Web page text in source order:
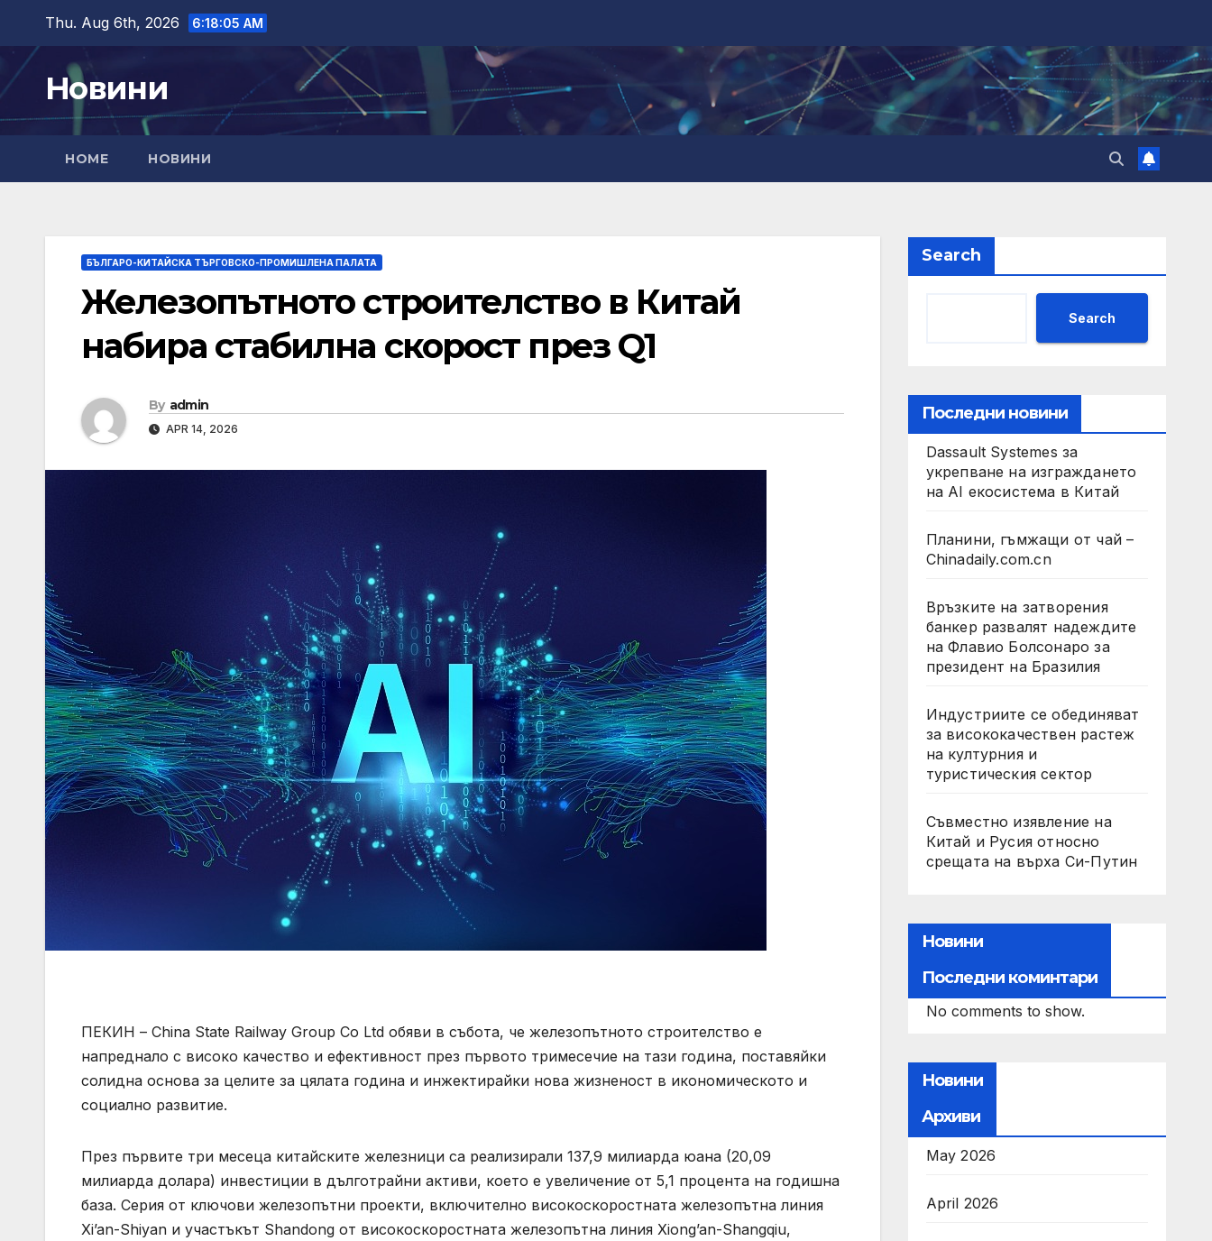
content
Thu. Aug 6th, 2026 6:18:06 AM
Новини
HOME НОВИНИ
БЪЛГАРО-КИТАЙСКА ТЪРГОВСКО-ПРОМИШЛЕНА ПАЛАТА
Железопътното строителство в Китай
набира стабилна скорост през Q1
By admin
APR 14, 2026
ПЕКИН – China State Railway Group Co Ltd обяви в събота, че железопътното строителство е
напреднало с високо качество и ефективност през първото тримесечие на тази година, поставяйки
солидна основа за целите за цялата година и инжектирайки нова жизненост в икономическото и
социално развитие.
През първите три месеца китайските железници са реализирали 137,9 милиарда юана (20,09
милиарда долара) инвестиции в дълготрайни активи, което е увеличение от 5,1 процента на годишна
база. Серия от ключови железопътни проекти, включително високоскоростната железопътна линия
Xi’an-Shiyan и участъкът Shandong от високоскоростната железопътна линия Xiong’an-Shangqiu,
Search
Search
Последни новини
Dassault Systemes за
укрепване на изграждането
на AI екосистема в Китай
Планини, гъмжащи от чай –
Chinadaily.com.cn
Връзките на затворения
банкер развалят надеждите
на Флавио Болсонаро за
президент на Бразилия
Индустриите се обединяват
за висококачествен растеж
на културния и
туристическия сектор
Съвместно изявление на
Китай и Русия относно
срещата на върха Си-Путин
Новини
Последни коминтари
No comments to show.
Новини
Архиви
May 2026
April 2026